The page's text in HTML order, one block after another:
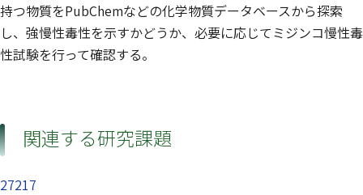
持つ物質をPubChemなどの化学物質データベースから探索
し、強慢性毒性を示すかどうか、必要に応じてミジンコ慢性毒
性試験を行って確認する。
関連する研究課題
27217